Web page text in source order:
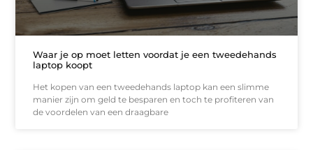
Waar je op moet letten voordat je een tweedehands
laptop koopt
Het kopen van een tweedehands laptop kan een slimme
manier zijn om geld te besparen en toch te profiteren van
de voordelen van een draagbare